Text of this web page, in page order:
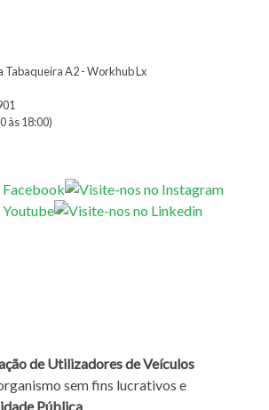
Tabaqueira A2 - Workhub Lx
às 18:00)
de Utilizadores de Veículos
sem fins lucrativos e
Pública.